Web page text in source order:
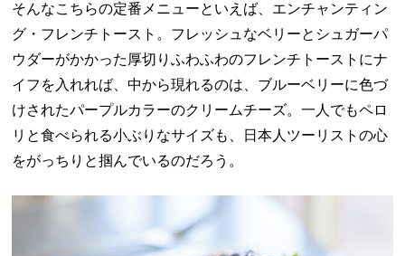
そんなこちらの定番メニューといえば、エンチャンティン
グ・フレンチトースト。フレッシュなベリーとシュガーパ
ウダーがかかった厚切りふわふわのフレンチトーストにナ
イフを入れれば、中から現れるのは、ブルーベリーに色づ
けされたパープルカラーのクリームチーズ。一人でもペロ
リと食べられる小ぶりなサイズも、日本人ツーリストの心
をがっちりと掴んでいるのだろう。